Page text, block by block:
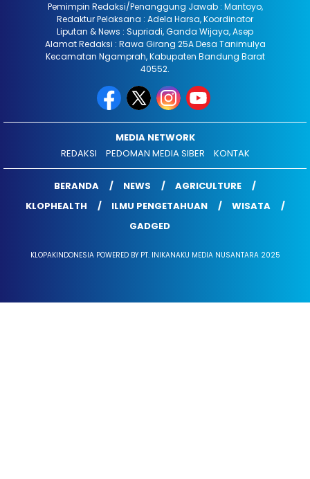
Pemimpin Redaksi/Penanggung Jawab : Mantoyo,
Redaktur Pelaksana : Adela Harsa, Koordinator
Liputan & News : Supriadi, Ganda Wijaya, Asep
Alamat Redaksi : Rawa Girang 25A Desa Tanimulya
Kecamatan Ngamprah, Kabupaten Bandung Barat
40552.
MEDIA NETWORK
REDAKSI
PEDOMAN MEDIA SIBER KONTAK
BERANDA NEWS
AGRICULTURE
KLOPHEALTH
ILMU PENGETAHUAN
WISATA
GADGED
KLOPAKINDONESIA POWERED BY PT. INIKANAKU MEDIA NUSANTARA 2025